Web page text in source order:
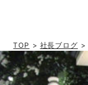
TOP > 社長ブログ >